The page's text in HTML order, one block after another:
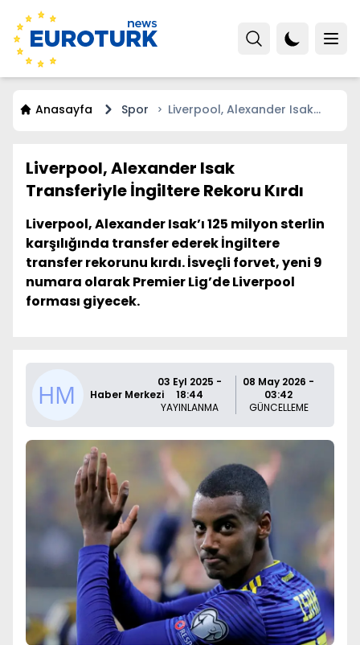
Anasayfa Spor
Liverpool, Alexander Isak
Liverpool, Alexander Isak
Transferiyle İngiltere Rekoru Kırdı
Liverpool, Alexander Isak’ı 125 milyon sterlin
karşılığında transfer ederek İngiltere
transfer rekorunu kırdı. İsveçli forvet, yeni 9
numara olarak Premier Lig’de Liverpool
forması giyecek.
Haber Merkezi
03 Eyl 2025 -
18:44
YAYINLANMA
08 May 2026 -
03:42
GÜNCELLEME